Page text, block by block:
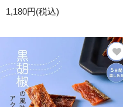
1,180円(税込)